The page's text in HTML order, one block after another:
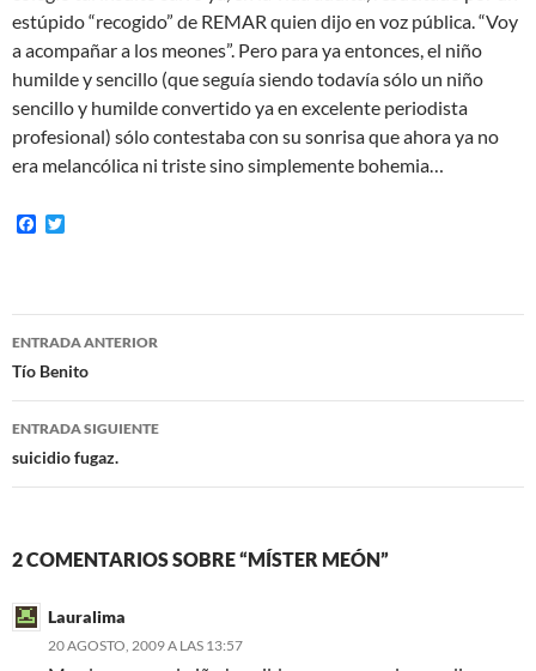
estúpido “recogido” de REMAR quien dijo en voz pública. “Voy
a acompañar a los meones”. Pero para ya entonces, el niño
humilde y sencillo (que seguía siendo todavía sólo un niño
sencillo y humilde convertido ya en excelente periodista
profesional) sólo contestaba con su sonrisa que ahora ya no
era melancólica ni triste sino simplemente bohemia…
F
o
o
e
r
Navegación
de
entradas
ENTRADA ANTERIOR
Tío Benito
ENTRADA SIGUIENTE
suicidio fugaz.
2 COMENTARIOS SOBRE “MÍSTER MEÓN”
Lauralima
20 AGOSTO, 2009 A LAS 13:57